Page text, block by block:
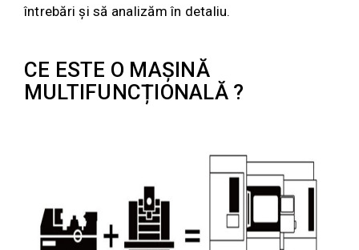
întrebări și să analizăm în detaliu.
CE ESTE O MAȘINĂ
MULTIFUNCȚIONALĂ ?